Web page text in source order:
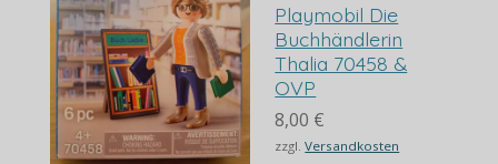
Playmobil Die
Buchhändlerin
Thalia 70458 &
OVP
8,00 €
zzgl.Versandkosten